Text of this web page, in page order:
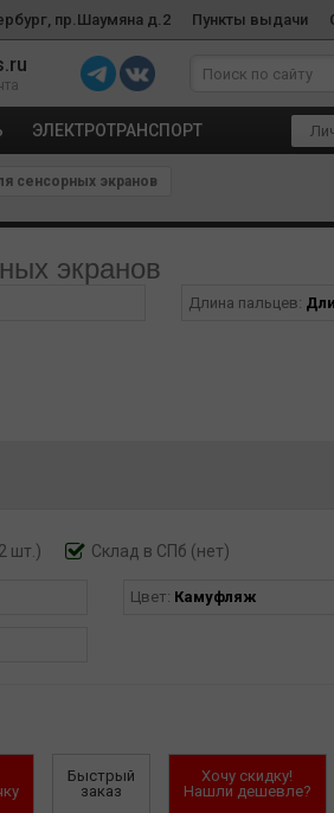
пр.Шаумяна д.2 Пункты выдачи
ЭЛЕКТРОТРАНСПОРТ
сенсорных экранов
экранов
Длина пальцев:
шт.) Склад в СПб (нет)
Цвет: Камуфляж
Быстрый
заказ
Хочу скидку!
Нашли дешевле?